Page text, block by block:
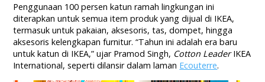
Penggunaan 100 persen katun ramah lingkungan ini
diterapkan untuk semua item produk yang dijual di IKEA,
termasuk untuk pakaian, aksesoris, tas, dompet, hingga
aksesoris kelengkapan furnitur. “Tahun ini adalah era baru
untuk katun di IKEA,” ujar Pramod Singh, Cotton LeaderIKEA
International, seperti dilansir dalam laman Ecouterre.